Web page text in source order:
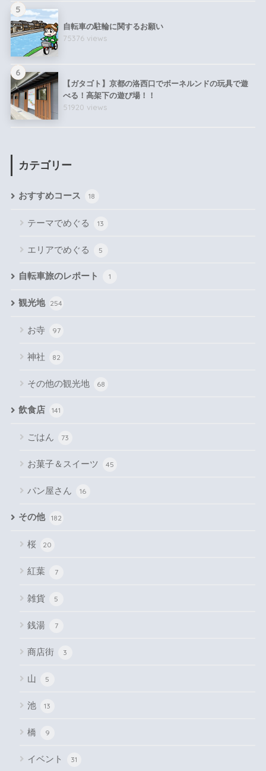
5
自転車の駐輪に関するお願い
75376 views
6
【ガタゴト】京都の洛西口でボーネルンドの玩具で遊
べる！高架下の遊び場！！
51920 views
カテゴリー
おすすめコース 18
テーマでめぐる 13
エリアでめぐる 5
自転車旅のレポート 1
観光地 254
お寺 97
神社 82
その他の観光地 68
飲食店 141
ごはん 73
お菓子＆スイーツ 45
パン屋さん 16
その他 182
桜 20
紅葉 7
雑貨 5
銭湯 7
商店街 3
山 5
池 13
橋 9
イベント 31